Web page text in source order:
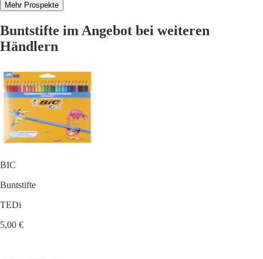
Mehr Prospekte
Buntstifte im Angebot bei weiteren
Händlern
BIC
Buntstifte
TEDi
5,00 €